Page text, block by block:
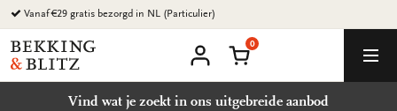
Ga
naar
content
Bekking
&
account
Winkelmand
0
Vind wat je zoekt in ons uitgebreide aanbod